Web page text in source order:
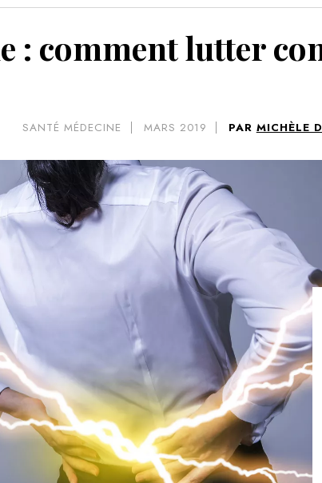
: comment lutter
SANTÉ MÉDECINE MARS 2019 PAR MICHÈLE